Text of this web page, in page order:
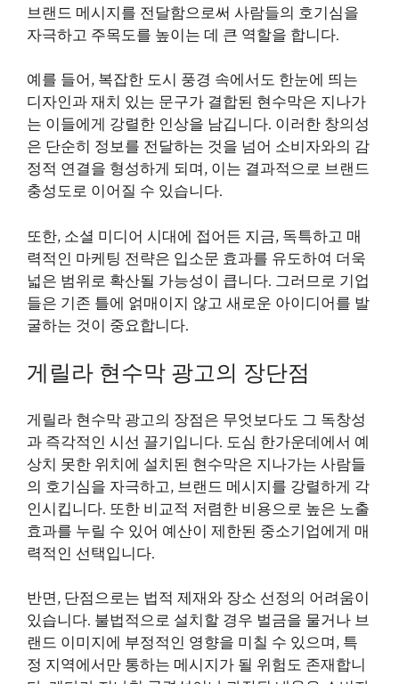
브랜드 메시지를 전달함으로써 사람들의 호기심을
자극하고 주목도를 높이는 데 큰 역할을 합니다.
예를 들어, 복잡한 도시 풍경 속에서도 한눈에 띄는
디자인과 재치 있는 문구가 결합된 현수막은 지나가
는 이들에게 강렬한 인상을 남깁니다. 이러한 창의성
은 단순히 정보를 전달하는 것을 넘어 소비자와의 감
정적 연결을 형성하게 되며, 이는 결과적으로 브랜드
충성도로 이어질 수 있습니다.
또한, 소셜 미디어 시대에 접어든 지금, 독특하고 매
력적인 마케팅 전략은 입소문 효과를 유도하여 더욱
넓은 범위로 확산될 가능성이 큽니다. 그러므로 기업
들은 기존 틀에 얽매이지 않고 새로운 아이디어를 발
굴하는 것이 중요합니다.
게릴라 현수막 광고의 장단점
게릴라 현수막 광고의 장점은 무엇보다도 그 독창성
과 즉각적인 시선 끌기입니다. 도심 한가운데에서 예
상치 못한 위치에 설치된 현수막은 지나가는 사람들
의 호기심을 자극하고, 브랜드 메시지를 강렬하게 각
인시킵니다. 또한 비교적 저렴한 비용으로 높은 노출
효과를 누릴 수 있어 예산이 제한된 중소기업에게 매
력적인 선택입니다.
반면, 단점으로는 법적 제재와 장소 선정의 어려움이
있습니다. 불법적으로 설치할 경우 벌금을 물거나 브
랜드 이미지에 부정적인 영향을 미칠 수 있으며, 특
정 지역에서만 통하는 메시지가 될 위험도 존재합니